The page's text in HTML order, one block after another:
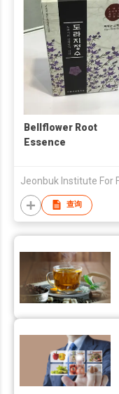
Bellflower Root
Essence
查询